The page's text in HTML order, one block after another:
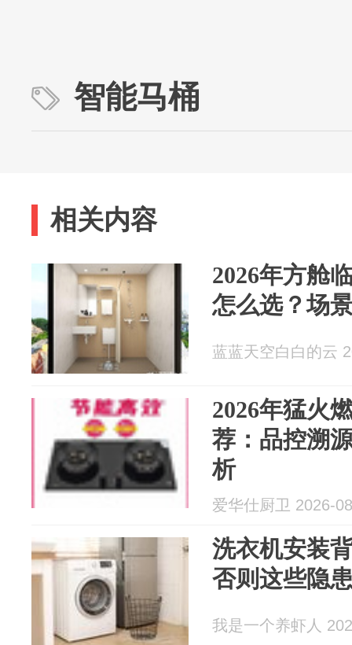
智能马桶
相关内容
2026年方舱
怎么选？场
蓝蓝天空白白的云
2026年猛火
荐：品控溯
析
爱华仕厨卫 2026-
洗衣机安装
否则这些隐
我是一个养虾人